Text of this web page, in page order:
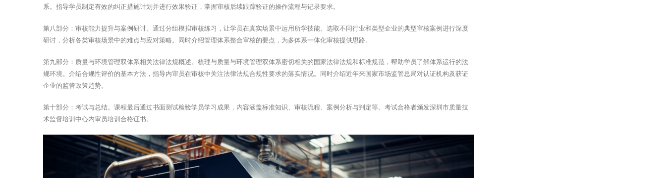
系。指导学员制定有效的纠正措施计划并进行效果验证，掌握审核后续跟踪验证的操作流程与记录要求。
第八部分：审核能力提升与案例研讨。通过分组模拟审核练习，让学员在真实场景中运用所学技能。选取不同行业和类型企业的典型审核案例进行深度
研讨，分析各类审核场景中的难点与应对策略。同时介绍管理体系整合审核的要点，为多体系一体化审核提供思路。
第九部分：质量与环境管理双体系相关法律法规概述。梳理与质量与环境管理双体系密切相关的国家法律法规和标准规范，帮助学员了解体系运行的法
规环境。介绍合规性评价的基本方法，指导内审员在审核中关注法律法规合规性要求的落实情况。同时介绍近年来国家市场监管总局对认证机构及获证
企业的监管政策趋势。
第十部分：考试与总结。课程最后通过书面测试检验学员学习成果，内容涵盖标准知识、审核流程、案例分析与判定等。考试合格者颁发深圳市质量技
术监督培训中心内审员培训合格证书。